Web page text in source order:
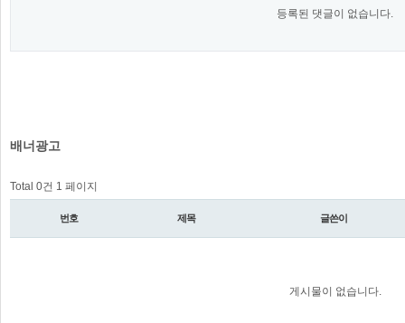
등록된 댓글이 없습니다.
배너광고
Total 0건 1 페이지
번호 제목 글쓴이
게시물이 없습니다.